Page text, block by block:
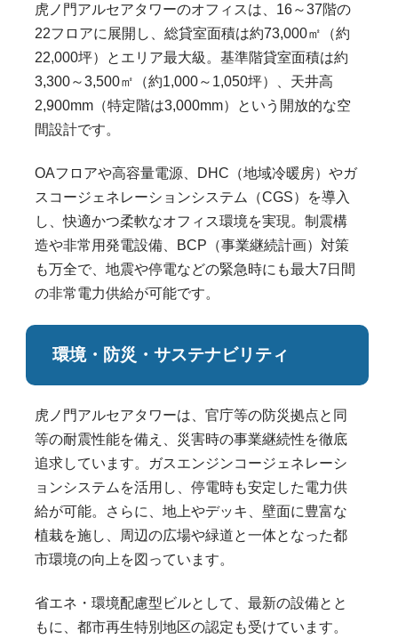
虎ノ門アルセアタワーのオフィスは、16～37階の
22フロアに展開し、総貸室面積は約73,000㎡（約
22,000坪）とエリア最大級。基準階貸室面積は約
3,300～3,500㎡（約1,000～1,050坪）、天井高
2,900mm（特定階は3,000mm）という開放的な空
間設計です。
OAフロアや高容量電源、DHC（地域冷暖房）やガ
スコージェネレーションシステム（CGS）を導入
し、快適かつ柔軟なオフィス環境を実現。制震構
造や非常用発電設備、BCP（事業継続計画）対策
も万全で、地震や停電などの緊急時にも最大7日間
の非常電力供給が可能です。
環境・防災・サステナビリティ
虎ノ門アルセアタワーは、官庁等の防災拠点と同
等の耐震性能を備え、災害時の事業継続性を徹底
追求しています。ガスエンジンコージェネレーシ
ョンシステムを活用し、停電時も安定した電力供
給が可能。さらに、地上やデッキ、壁面に豊富な
植栽を施し、周辺の広場や緑道と一体となった都
市環境の向上を図っています。
省エネ・環境配慮型ビルとして、最新の設備とと
もに、都市再生特別地区の認定も受けています。